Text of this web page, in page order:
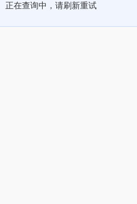
正在查询中，请刷新重试